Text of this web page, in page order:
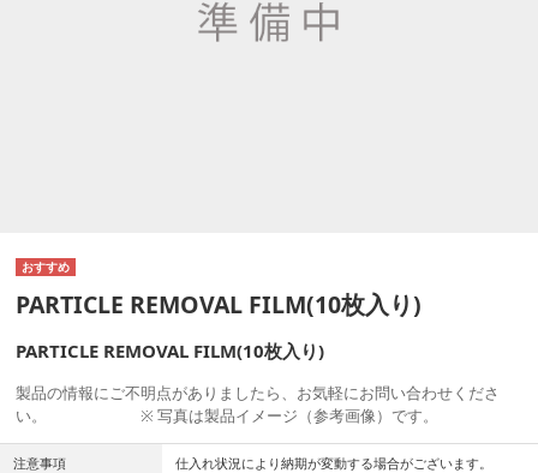
PARTICLE REMOVAL FILM(10枚入り)
PARTICLE REMOVAL FILM(10枚入り)
製品の情報にご不明点がありましたら、お気軽にお問い合わせくださ
い。 ※ 写真は製品イメージ（参考画像）です。
注意事項 仕入れ状況により納期が変動する場合がございます。